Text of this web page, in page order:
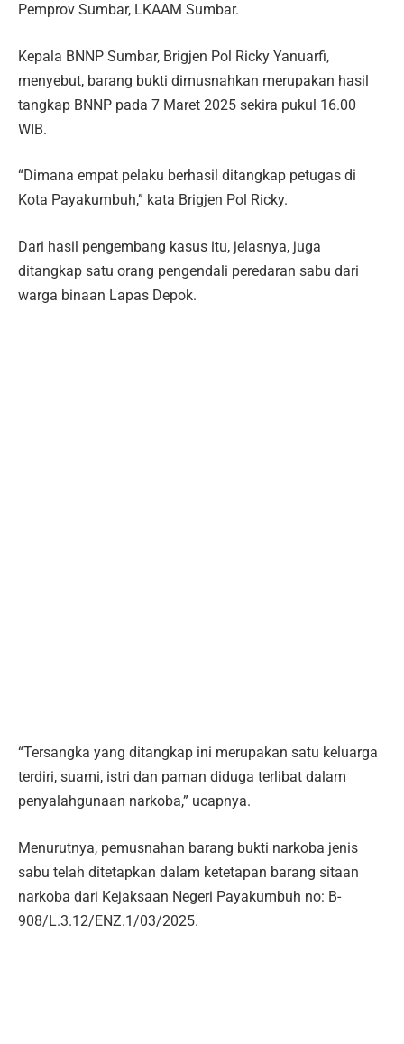
Pemprov Sumbar, LKAAM Sumbar.
Kepala BNNP Sumbar, Brigjen Pol Ricky Yanuarfi,
menyebut, barang bukti dimusnahkan merupakan hasil
tangkap BNNP pada 7 Maret 2025 sekira pukul 16.00
WIB.
“Dimana empat pelaku berhasil ditangkap petugas di
Kota Payakumbuh,” kata Brigjen Pol Ricky.
Dari hasil pengembang kasus itu, jelasnya, juga
ditangkap satu orang pengendali peredaran sabu dari
warga binaan Lapas Depok.
“Tersangka yang ditangkap ini merupakan satu keluarga
terdiri, suami, istri dan paman diduga terlibat dalam
penyalahgunaan narkoba,” ucapnya.
Menurutnya, pemusnahan barang bukti narkoba jenis
sabu telah ditetapkan dalam ketetapan barang sitaan
narkoba dari Kejaksaan Negeri Payakumbuh no: B-
908/L.3.12/ENZ.1/03/2025.